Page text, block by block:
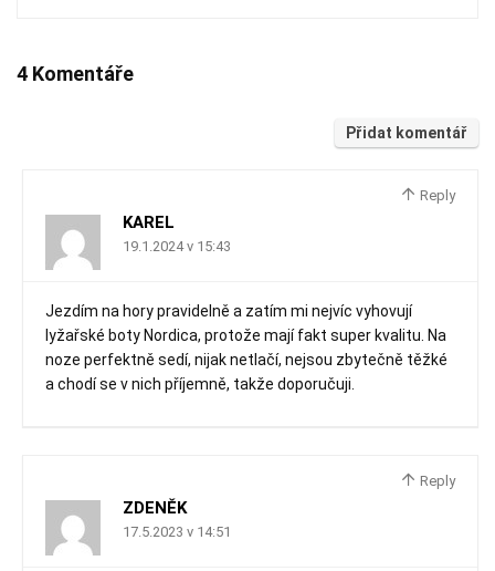
4 Komentáře
Přidat komentář
Reply
KAREL
19.1.2024 v 15:43
Jezdím na hory pravidelně a zatím mi nejvíc vyhovují
lyžařské boty Nordica, protože mají fakt super kvalitu. Na
noze perfektně sedí, nijak netlačí, nejsou zbytečně těžké
a chodí se v nich příjemně, takže doporučuji.
Reply
ZDENĚK
17.5.2023 v 14:51